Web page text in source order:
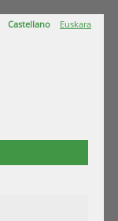
Castellano Euskara